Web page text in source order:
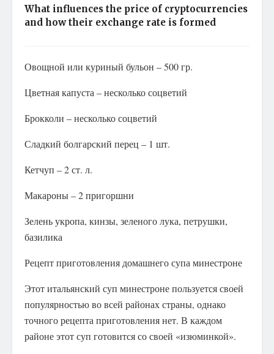
What influences the price of cryptocurrencies
and how their exchange rate is formed
Овощной или куриный бульон – 500 гр.
Цветная капуста – несколько соцветий
Брокколи – несколько соцветий
Сладкий болгарский перец – 1 шт.
Кетчуп – 2 ст. л.
Макароны – 2 пригоршни
Зелень укропа, кинзы, зеленого лука, петрушки,
базилика
Рецепт приготовления домашнего супа минестроне
Этот итальянский суп минестроне пользуется своей
популярностью во всей районах страны, однако
точного рецепта приготовления нет. В каждом
районе этот суп готовится со своей «изюминкой».